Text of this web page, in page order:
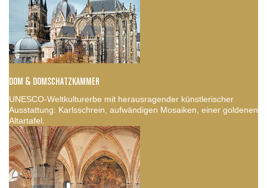
DOM & DOMSCHATZKAMMER
UNESCO-Weltkulturerbe mit herausragender künstlerischer
Ausstattung: Karlsschrein, aufwändigen Mosaiken, einer goldenen
Altartafel.